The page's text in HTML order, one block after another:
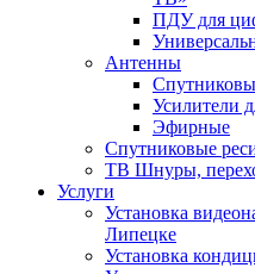
ПДУ для
Антенны
Усилители
Эфирные
Спутниковые
ТВ Шнуры,
Услуги
Установка
Липецке
Установка